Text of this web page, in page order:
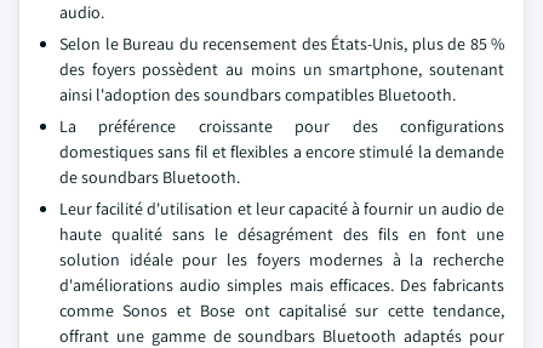
audio.
Selon le Bureau du recensement des États-Unis, plus de 85 %
des foyers possèdent au moins un smartphone, soutenant
ainsi l'adoption des soundbars compatibles Bluetooth.
La préférence croissante pour des configurations
domestiques sans fil et flexibles a encore stimulé la demande
de soundbars Bluetooth.
Leur facilité d'utilisation et leur capacité à fournir un audio de
haute qualité sans le désagrément des fils en font une
solution idéale pour les foyers modernes à la recherche
d'améliorations audio simples mais efficaces. Des fabricants
comme Sonos et Bose ont capitalisé sur cette tendance,
offrant une gamme de soundbars Bluetooth adaptés pour